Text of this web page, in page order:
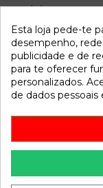
Modelo
Referência 811112
Disponível a partir
Descrição
Recambio de
cdti referencia
Esta loja pede-te
desempenho,
publicidade e de
para te oferecer
personalizados.
de dados pessoais